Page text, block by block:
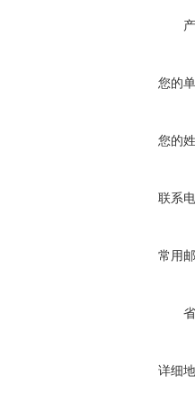
您的
您的
联系
常用
详细